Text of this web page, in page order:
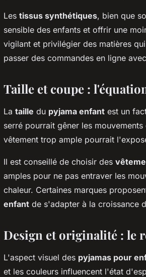
Les tissus synthétiques, bien que
sensible des enfants et offrir une
vigilant et privilégier des matières
passer des commandes en ligne avec
Taille et coupe :
La taille du pyjama enfant est un
serré pourrait gêner les
vêtement trop ample pourrait
Il est conseillé de choisir des
amples pour ne pas entraver les
chaleur. Certaines marques
enfant de s'adapter à la croissance
Design et originalité : le
L'aspect visuel des pyjamas pour
et les couleurs influencent l'état